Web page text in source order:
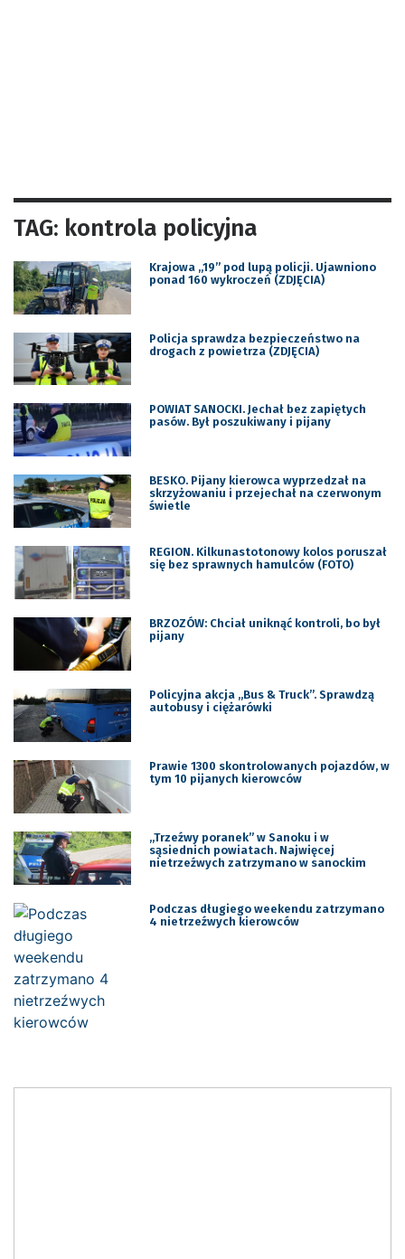
TAG: kontrola policyjna
Krajowa „19” pod lupą policji. Ujawniono
ponad 160 wykroczeń (ZDJĘCIA)
Policja sprawdza bezpieczeństwo na
drogach z powietrza (ZDJĘCIA)
POWIAT SANOCKI. Jechał bez zapiętych
pasów. Był poszukiwany i pijany
BESKO. Pijany kierowca wyprzedzał na
skrzyżowaniu i przejechał na czerwonym
świetle
REGION. Kilkunastotonowy kolos poruszał
się bez sprawnych hamulców (FOTO)
BRZOZÓW: Chciał uniknąć kontroli, bo był
pijany
Policyjna akcja ,,Bus & Truck”. Sprawdzą
autobusy i ciężarówki
Prawie 1300 skontrolowanych pojazdów, w
tym 10 pijanych kierowców
,,Trzeźwy poranek” w Sanoku i w
sąsiednich powiatach. Najwięcej
nietrzeźwych zatrzymano w sanockim
Podczas długiego weekendu zatrzymano
4 nietrzeźwych kierowców